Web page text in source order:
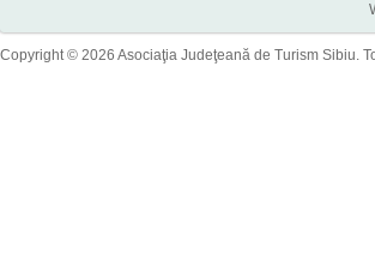
Copyright © 2026 Asociaţia Judeţeană de Turism Sibiu.